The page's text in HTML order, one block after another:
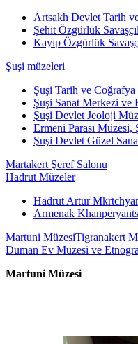
Artsakh Devlet Tarih
Şehit Özgürlük
Kayıp Özgürlük
Şuşi müzeleri
Şuşi Tarih ve Coğrafya
Şuşi Sanat Merkezi ve
Şuşi Devlet Jeoloji
Ermeni Parası Müzesi,
Şuşi Devlet Güzel
Martakert Şeref Salonu
Hadrut Müzeler
Hadrut Artur
Armenak
Martuni MüzesiTigranakert
Duman Ev Müzesi ve
Martuni Müzesi